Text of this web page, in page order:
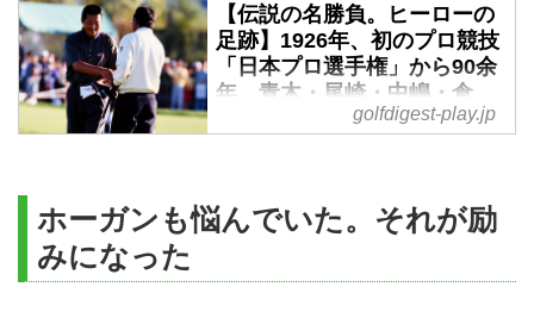
【伝説の名勝負。ヒーローの
足跡】1926年、初のプロ競技
「日本プロ選手権」から90余
年。青木・尾崎・中嶋・倉
本・川岸・丸山・石川…掲載
1903年、神戸ゴルフ倶楽部が誕
golfdigest-play.jp
ホーガンも悩んでいた。それが励
みになった